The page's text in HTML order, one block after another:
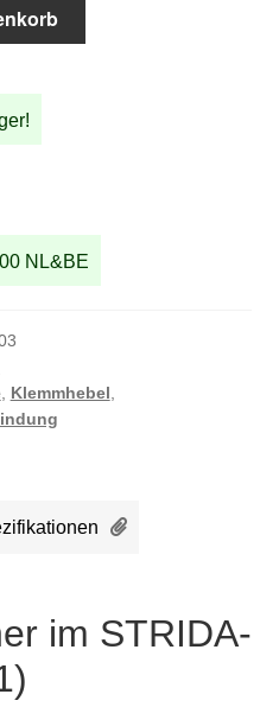
NL&BE
, Klemmhebel
im STRIDA-